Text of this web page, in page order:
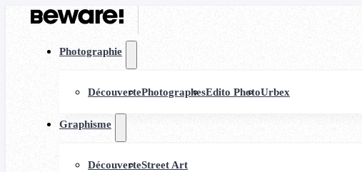
Photographie
DécouvertePhotographesEdito PhotoUrbex
Graphisme
DécouverteStreet Art